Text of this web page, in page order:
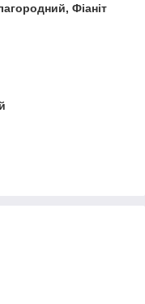
Фіаніт